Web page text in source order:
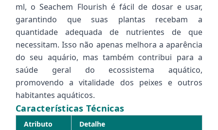
ml, o Seachem Flourish é fácil de dosar e usar,
garantindo que suas plantas recebam a
quantidade adequada de nutrientes de que
necessitam. Isso não apenas melhora a aparência
do seu aquário, mas também contribui para a
saúde geral do ecossistema aquático,
promovendo a vitalidade dos peixes e outros
habitantes aquáticos.
Características Técnicas
Atributo
Detalhe